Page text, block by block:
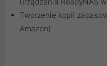
Tworzenie kopii
Amazon)